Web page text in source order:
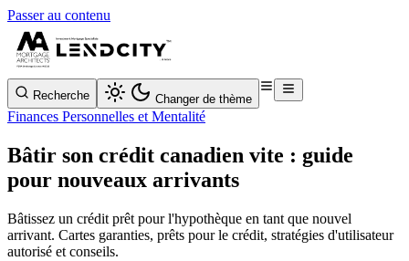
Passer au contenu
Recherche Changer de thème
Finances Personnelles et Mentalité
Bâtir son crédit canadien vite : guide
pour nouveaux arrivants
Bâtissez un crédit prêt pour l'hypothèque en tant que nouvel
arrivant. Cartes garanties, prêts pour le crédit, stratégies d'utilisateur
autorisé et conseils.